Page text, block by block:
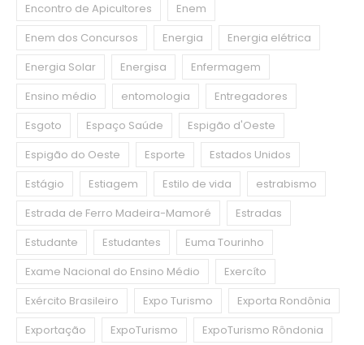
Encontro de Apicultores
Enem
Enem dos Concursos
Energia
Energia elétrica
Energia Solar
Energisa
Enfermagem
Ensino médio
entomologia
Entregadores
Esgoto
Espaço Saúde
Espigão d'Oeste
Espigão do Oeste
Esporte
Estados Unidos
Estágio
Estiagem Estilo de vida
estrabismo
Estrada de Ferro Madeira-Mamoré
Estradas
Estudante
Estudantes
Euma Tourinho
Exame Nacional do Ensino Médio
Exercíto
Exército Brasileiro
Expo Turismo
Exporta Rondônia
Exportação
ExpoTurismo
ExpoTurismo Rôndonia